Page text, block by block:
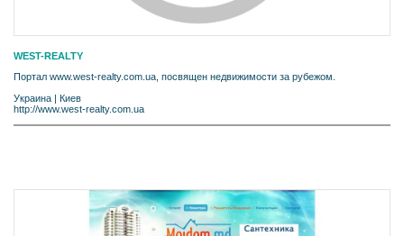
WEST-REALTY
Портал www.west-realty.com.ua, посвящен недвижимости за рубежом.
Украина
Киев
http://www.west-realty.com.ua